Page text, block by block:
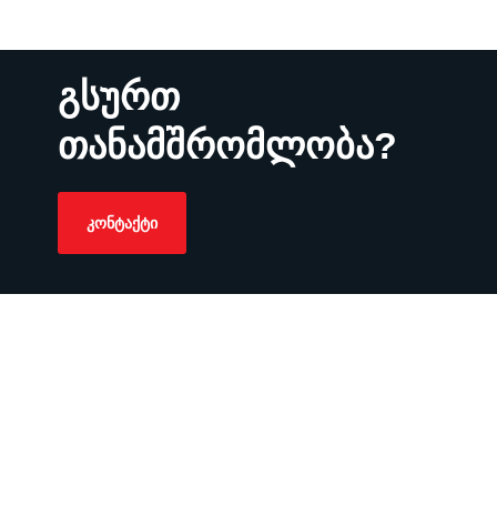
გსურთ
თანამშრომლობა?
ᲙᲝᲜᲢᲐᲥᲢᲘ